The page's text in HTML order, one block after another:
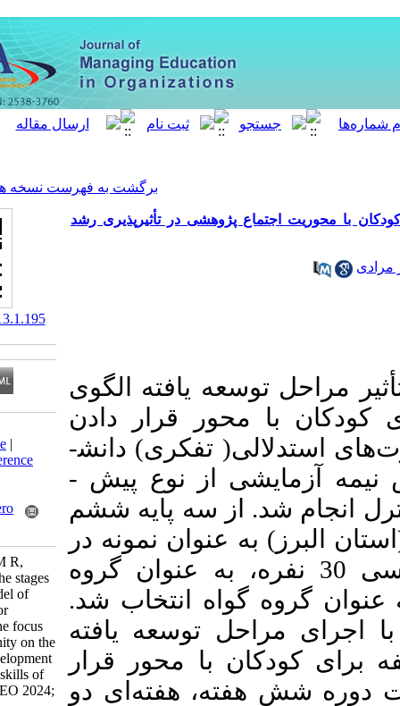
برگشت به فهرست نسخه ها
پژوهشی در تأثیرپذیری رشد
­یافته الگوی
محور قرار دادن
تفکری) دانش­
از نوع پیش
از سه پایه ششم
عنوان نمونه‌ در
نفره، به عنوان گروه
گروه گواه انتخاب شد.
توسعه ­یافته
با محور قرار
هفته‌ای دو
‎ 10.61186/meo.13.1.195
Download citation:
BibTeX
| EndNote
Medlars
ProCite|Reference
RefWorks
Send citation to:
Mendeley
Zotero
Kordloo M, Behrangi M R,
moradi A. Combining the stages
of the management model of
philosophy education for
children (PE4C) with the focus
of the research community on the
effectiveness of the development
of reasoning (thinking) skills of
sixth-grade students. MEO 2024;